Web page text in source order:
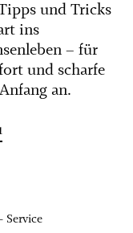
und Tricks
ins
– für
und scharfe
an.
Service